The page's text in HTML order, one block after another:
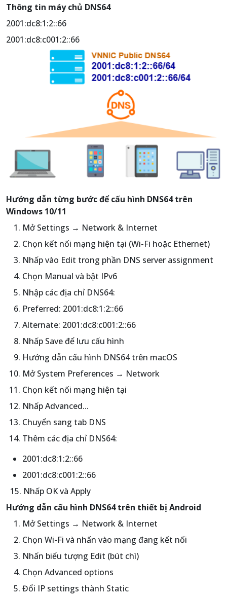
Thông tin máy chủ DNS64
2001:dc8:1:2::66
2001:dc8:c001:2::66
Hướng dẫn từng bước để cấu hình DNS64 trên
Windows 10/11
Mở Settings → Network & Internet
Chọn kết nối mạng hiện tại (Wi-Fi hoặc Ethernet)
Nhấp vào Edit trong phần DNS server assignment
Chọn Manual và bật IPv6
Nhập các địa chỉ DNS64:
Preferred: 2001:dc8:1:2::66
Alternate: 2001:dc8:c001:2::66
Nhấp Save để lưu cấu hình
Hướng dẫn cấu hình DNS64 trên macOS
Mở System Preferences → Network
Chọn kết nối mạng hiện tại
Nhấp Advanced...
Chuyển sang tab DNS
Thêm các địa chỉ DNS64:
2001:dc8:1:2::66
2001:dc8:c001:2::66
15. Nhấp OK và Apply
Hướng dẫn cấu hình DNS64 trên thiết bị Android
Mở Settings → Network & Internet
Chọn Wi-Fi và nhấn vào mạng đang kết nối
Nhấn biểu tượng Edit (bút chì)
Chọn Advanced options
Đổi IP settings thành Static